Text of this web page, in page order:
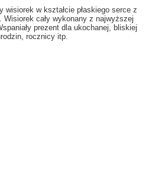
wisiorek w kształcie płaskiego serce z
Wisiorek cały wykonany z najwyższej
prezent dla ukochanej, bliskiej
rocznicy itp.